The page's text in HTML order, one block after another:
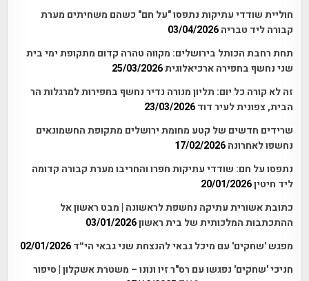
חוליית שודדי עתיקות נתפסו "על חם" כשהם משחיתים מערת
קבורה ליד טבריה 03/04/2026
תחת רחבת הכותל בירושלים: מקווה טהרה קדום מתקופת ימי בית
שני נחשף בחפירה ארכיאלוגית25/03/2026
זה לא קורה כל יום: תליון מנורה נדיר נחשף בחפירות למרגלות הר
הבית, צפונית לעיר דוד 23/03/2026
שרידים חדשים של קטע מחומת ירושלים מתקופת החשמונאים
נחשפו לאחרונה 17/02/2026
נתפסו על חם: שודדי עתיקות חפרו והחריבו מערת קבורה קדומה
ליד חיטין20/01/2026
כתובת אשורית עתיקה נחשפת לראשונה | מבט ראשון אל
ההתכתבות המלכותית של בית ראשון03/01/2026
מפגש 'שחקים' עם מיכל גבאי להנצחת שני גבאי הי״ד 02/01/2026
חניכי 'שחקים' נפגשו עם רס"ר זיו ונונו – משטרת אשקלון | סיפור